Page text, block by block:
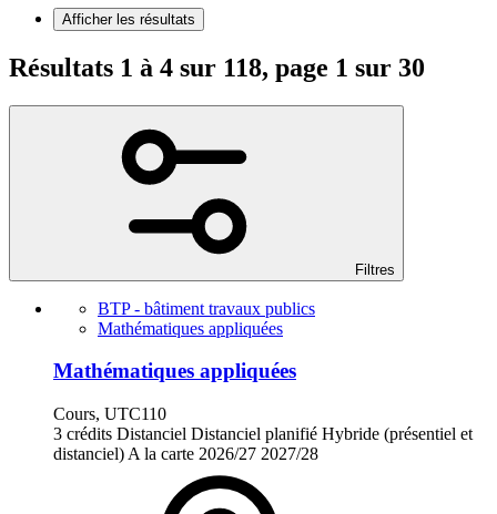
Afficher les résultats
Résultats 1 à 4 sur 118, page 1 sur 30
Filtres
BTP - bâtiment travaux publics
Mathématiques appliquées
Mathématiques appliquées
Cours, UTC110
3 crédits Distanciel Distanciel planifié Hybride (présentiel et
distanciel) A la carte 2026/27 2027/28